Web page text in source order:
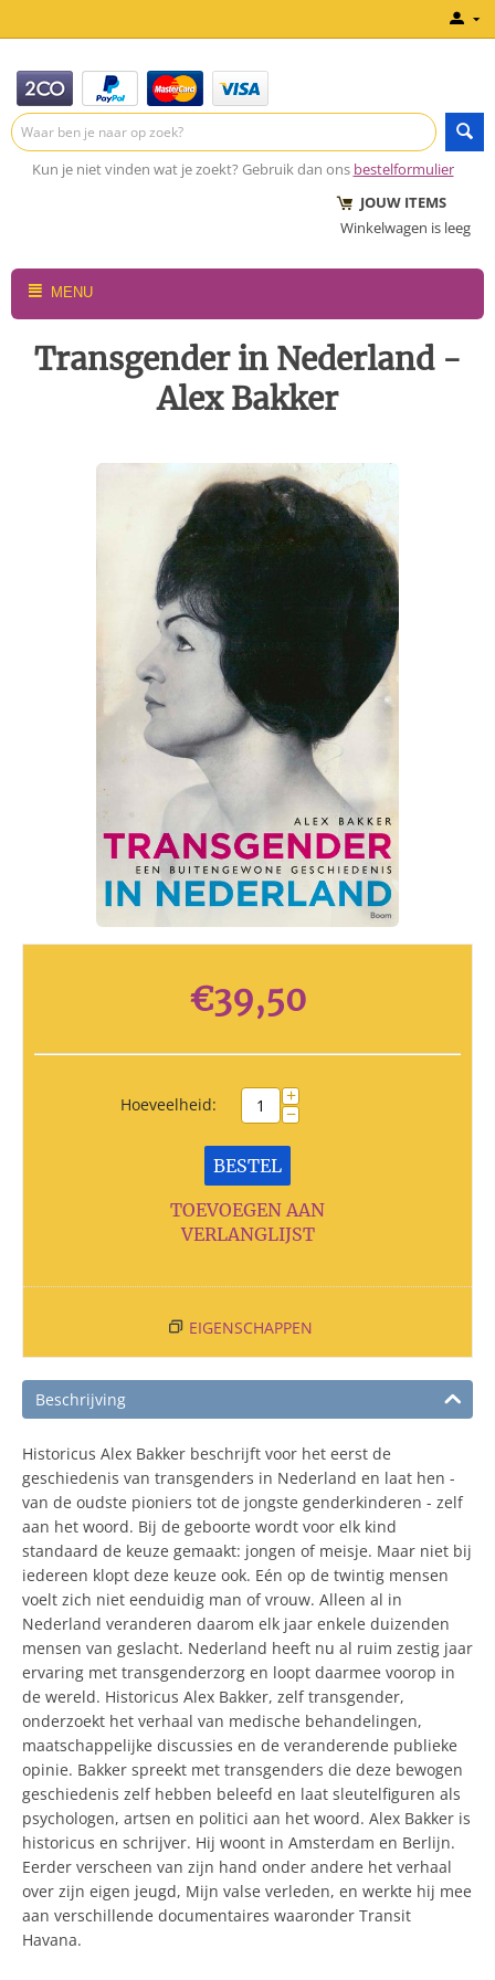
Kun je niet vinden wat je zoekt? Gebruik dan ons bestelformulier
JOUW ITEMS
Winkelwagen is leeg
MENU
Transgender in Nederland -
Alex Bakker
€39,50
Hoeveelheid: +
−
BESTEL
TOEVOEGEN AAN
VERLANGLIJST
EIGENSCHAPPEN
Beschrijving
Historicus Alex Bakker beschrijft voor het eerst de
geschiedenis van transgenders in Nederland en laat hen -
van de oudste pioniers tot de jongste genderkinderen - zelf
aan het woord. Bij de geboorte wordt voor elk kind
standaard de keuze gemaakt: jongen of meisje. Maar niet bij
iedereen klopt deze keuze ook. Eén op de twintig mensen
voelt zich niet eenduidig man of vrouw. Alleen al in
Nederland veranderen daarom elk jaar enkele duizenden
mensen van geslacht. Nederland heeft nu al ruim zestig jaar
ervaring met transgenderzorg en loopt daarmee voorop in
de wereld. Historicus Alex Bakker, zelf transgender,
onderzoekt het verhaal van medische behandelingen,
maatschappelijke discussies en de veranderende publieke
opinie. Bakker spreekt met transgenders die deze bewogen
geschiedenis zelf hebben beleefd en laat sleutelfiguren als
psychologen, artsen en politici aan het woord. Alex Bakker is
historicus en schrijver. Hij woont in Amsterdam en Berlijn.
Eerder verscheen van zijn hand onder andere het verhaal
over zijn eigen jeugd, Mijn valse verleden, en werkte hij mee
aan verschillende documentaires waaronder Transit
Havana.